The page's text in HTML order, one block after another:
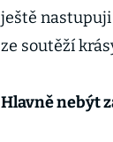
ještě
ze soutěží
Hlavně nebýt